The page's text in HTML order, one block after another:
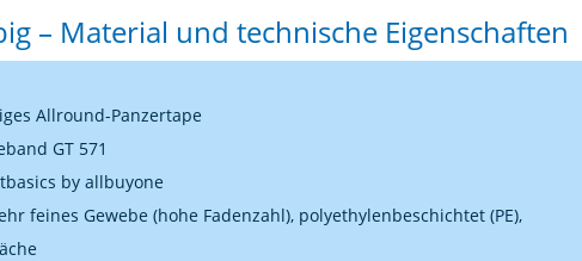
– Material und technische Eigenschaften
Allround-Panzertape
GT 571
by allbuyone
feines Gewebe (hohe Fadenzahl), polyethylenbeschichtet (PE),